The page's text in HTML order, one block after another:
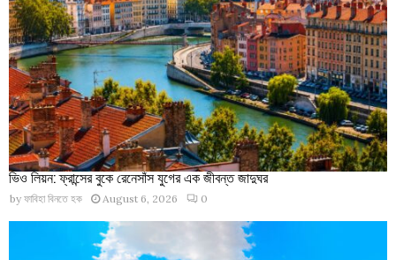
ভিও লিয়ন: ফ্রান্সের বুকে রেনেসাঁস যুগের এক জীবন্ত জাদুঘর
by ফাবিহা বিনতে হক August 6, 2026 0